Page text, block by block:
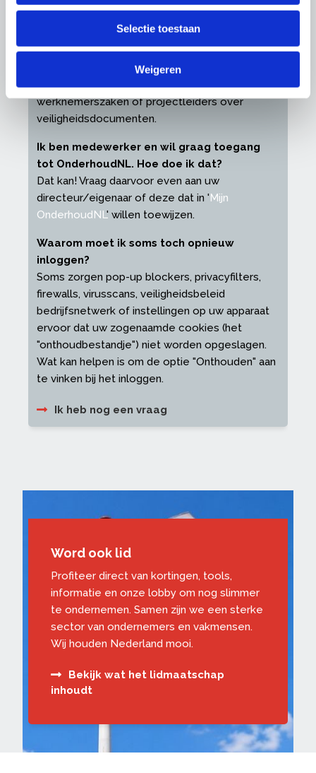
Selectie toestaan
Weigeren
Mijn OnderhoudNL' kunt u eenvoudig
medewerkers toewijzen, zodat zij altijd direct bij
downloads kunnen. Denk bijvoorbeeld hr-
medewerkers of administratie voor cao- en
werknemerszaken of projectleiders over
veiligheidsdocumenten.
Ik ben medewerker en wil graag toegang
tot OnderhoudNL. Hoe doe ik dat?
Dat kan! Vraag daarvoor even aan uw
directeur/eigenaar of deze dat in ' Mijn
OnderhoudNL' willen toewijzen.
Waarom moet ik soms toch opnieuw
inloggen?
Soms zorgen pop-up blockers, privacyfilters,
firewalls, virusscans, veiligheidsbeleid
bedrijfsnetwerk of instellingen op uw apparaat
ervoor dat uw zogenaamde cookies (het
"onthoudbestandje") niet worden opgeslagen.
Wat kan helpen is om de optie "Onthouden" aan
te vinken bij het inloggen.
Ik heb nog een vraag
Word ook lid
Profiteer direct van kortingen, tools,
informatie en onze lobby om nog slimmer
te ondernemen. Samen zijn we een sterke
sector van ondernemers en vakmensen.
Wij houden Nederland mooi.
Bekijk wat het lidmaatschap
inhoudt